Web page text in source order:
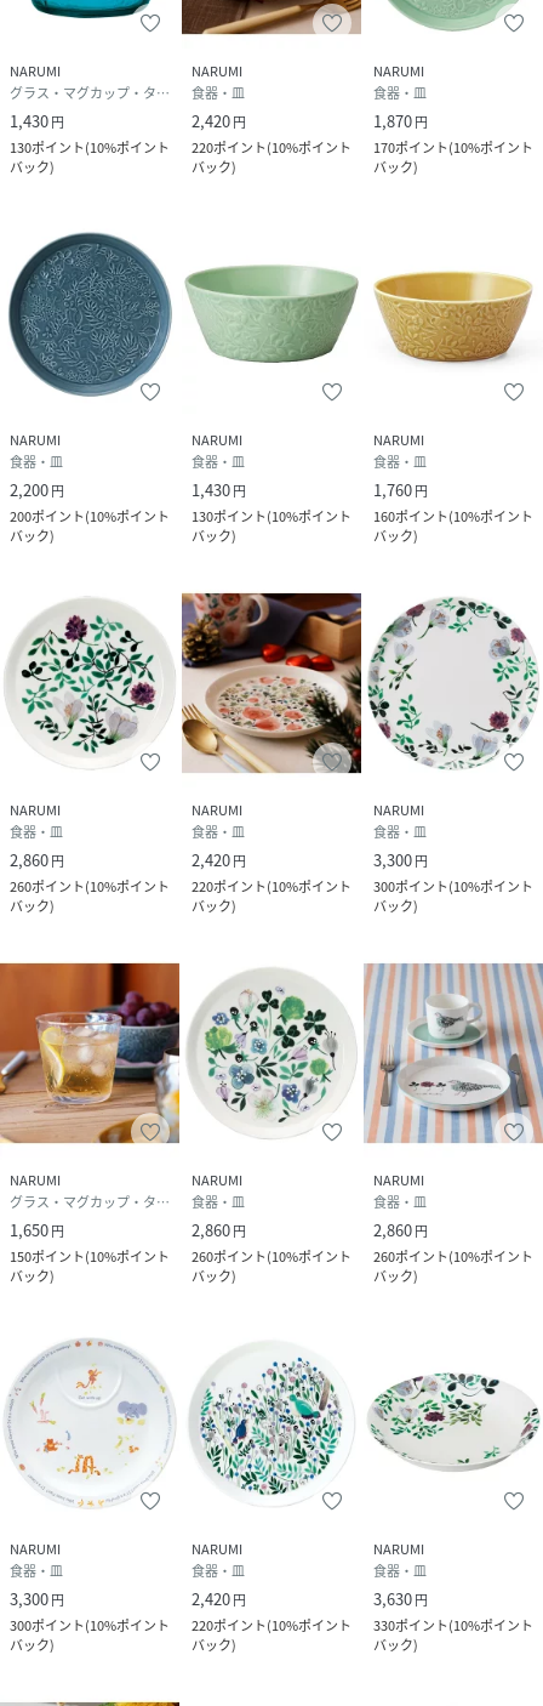
NARUMI
グラス・マグカップ・タンブラー
1,430円
130ポイント(10%ポイント
バック)
NARUMI
食器・皿
2,420円
220ポイント(10%ポイント
バック)
NARUMI
食器・皿
1,870円
170ポイント(10%ポイント
バック)
NARUMI
食器・皿
2,200円
200ポイント(10%ポイント
バック)
NARUMI
食器・皿
1,430円
130ポイント(10%ポイント
バック)
NARUMI
食器・皿
1,760円
160ポイント(10%ポイント
バック)
NARUMI
食器・皿
2,860円
260ポイント(10%ポイント
バック)
NARUMI
食器・皿
2,420円
220ポイント(10%ポイント
バック)
NARUMI
食器・皿
3,300円
300ポイント(10%ポイント
バック)
NARUMI
グラス・マグカップ・タンブラー
1,650円
150ポイント(10%ポイント
バック)
NARUMI
食器・皿
2,860円
260ポイント(10%ポイント
バック)
NARUMI
食器・皿
2,860円
260ポイント(10%ポイント
バック)
NARUMI
食器・皿
3,300円
300ポイント(10%ポイント
バック)
NARUMI
食器・皿
2,420円
220ポイント(10%ポイント
バック)
NARUMI
食器・皿
3,630円
330ポイント(10%ポイント
バック)